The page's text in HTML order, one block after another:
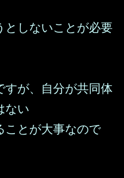
としないことが必要
すが、自分が共同体
ない
ことが大事なので